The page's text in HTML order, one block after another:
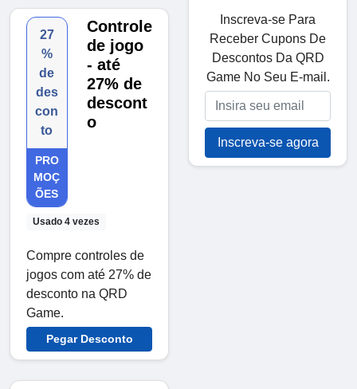
27
%
de
des
con
to
PRO
MOÇ
ÕES
Usado 4 vezes
Controle
de jogo
- até
27% de
descont
o
Compre controles de
jogos com até 27% de
desconto na QRD
Game.
Pegar Desconto
Inscreva-se Para
Receber Cupons De
Descontos Da QRD
Game No Seu E-mail.
Inscreva-se agora